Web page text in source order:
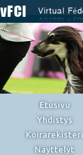
Etusivu
Yhdistys
Koirarekisteri
Näyttelyt